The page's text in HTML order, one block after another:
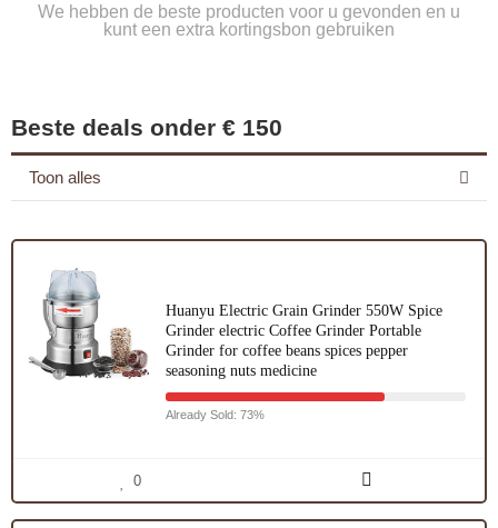
We hebben de beste producten voor u gevonden en u
kunt een extra kortingsbon gebruiken
Beste deals onder € 150
Toon alles
Huanyu Electric Grain Grinder 550W Spice
Grinder electric Coffee Grinder Portable
Grinder for coffee beans spices pepper
seasoning nuts medicine
Already Sold: 73%
0